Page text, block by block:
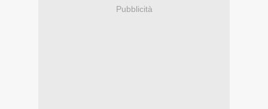
Pubblicità